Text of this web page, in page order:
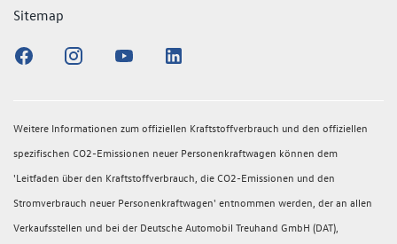
Sitemap
Weitere Informationen zum offiziellen Kraftstoffverbrauch und den offiziellen
spezifischen CO2-Emissionen neuer Personenkraftwagen können dem
'Leitfaden über den Kraftstoffverbrauch, die CO2-Emissionen und den
Stromverbrauch neuer Personenkraftwagen' entnommen werden, der an allen
Verkaufsstellen und bei der Deutsche Automobil Treuhand GmbH (DAT),